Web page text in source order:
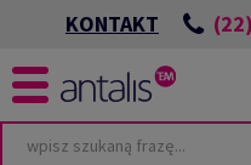
KONTAKT